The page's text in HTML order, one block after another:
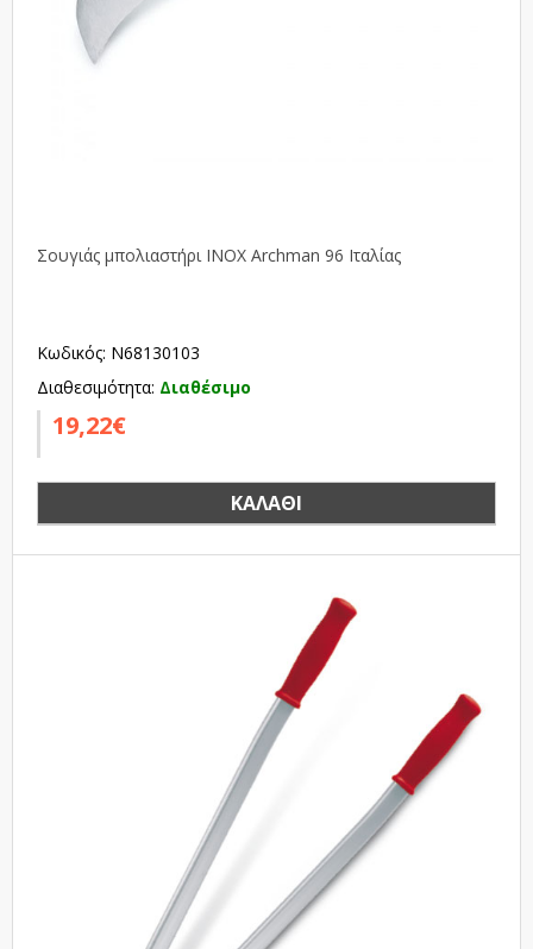
Σουγιάς μπολιαστήρι INOX Archman 96 Ιταλίας
Κωδικός: N68130103
Διαθεσιμότητα: Διαθέσιμο
19,22€
ΚΑΛΆΘΙ